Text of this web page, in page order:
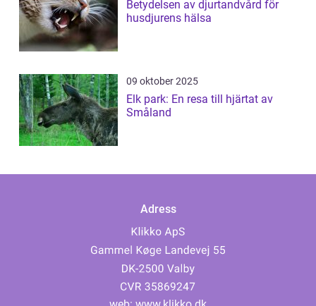
Betydelsen av djurtandvård för
husdjurens hälsa
09 oktober 2025
Elk park: En resa till hjärtat av
Småland
Adress